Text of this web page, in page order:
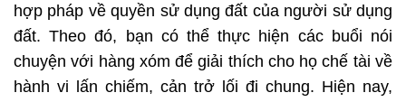
hợp pháp về quyền sử dụng đất của người sử dụng
đất. Theo đó, bạn có thể thực hiện các buổi nói
chuyện với hàng xóm để giải thích cho họ chế tài về
hành vi lấn chiếm, cản trở lối đi chung. Hiện nay,